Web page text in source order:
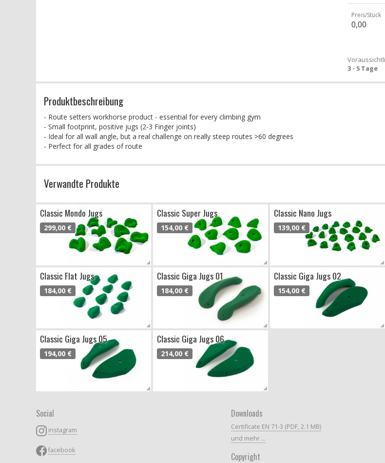
Preis/Stück
0,00
3 - 5 Tage
Produktbeschreibung
- Route setters workhorse product - essential for every climbing gym
- Small footprint, positive jugs (2-3 Finger joints)
- Ideal for all wall angle, but a real challenge on really steep routes >60 degrees
- Perfect for all grades of route
Verwandte Produkte
Classic Mondo Jugs
299,00 €
Classic Super Jugs
154,00 €
Classic Nano Jugs
139,00 €
Classic Flat Jugs
184,00 €
Classic Giga Jugs 01
184,00 €
Classic Giga Jugs 02
154,00 €
Classic Giga Jugs 05
194,00 €
Classic Giga Jugs 06
214,00 €
Social
instagram
facebook
Downloads
Certificate EN 71-3 (PDF, 2.1 MB)
und mehr ...
Copyright